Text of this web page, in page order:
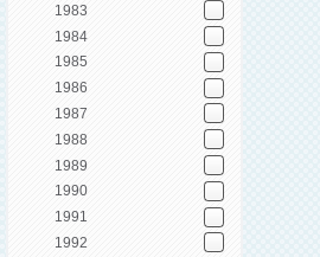
1983
1984
1985
1986
1987
1988
1989
1990
1991
1992